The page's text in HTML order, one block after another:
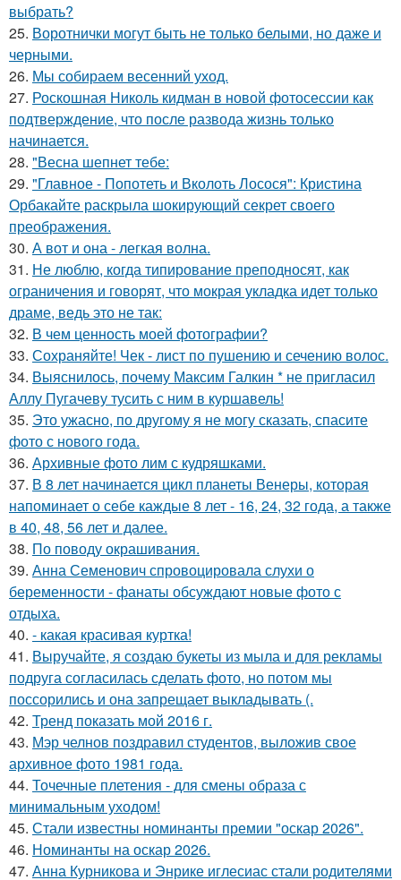
выбрать?
25. Воротнички могут быть не только белыми, но даже и
черными.
26. Мы собираем весенний уход.
27. Роскошная Николь кидман в новой фотосессии как
подтверждение, что после развода жизнь только
начинается.
28. "Весна шепнет тебе:
29. "Главное - Попотеть и Вколоть Лосося": Кристина
Орбакайте раскрыла шокирующий секрет своего
преображения.
30. А вот и она - легкая волна.
31. Не люблю, когда типирование преподносят, как
ограничения и говорят, что мокрая укладка идет только
драме, ведь это не так:
32. В чем ценность моей фотографии?
33. Сохраняйте! Чек - лист по пушению и сечению волос.
34. Выяснилось, почему Максим Галкин * не пригласил
Аллу Пугачеву тусить с ним в куршавель!
35. Это ужасно, по другому я не могу сказать, спасите
фото с нового года.
36. Архивные фото лим с кудряшками.
37. В 8 лет начинается цикл планеты Венеры, которая
напоминает о себе каждые 8 лет - 16, 24, 32 года, а также
в 40, 48, 56 лет и далее.
38. По поводу окрашивания.
39. Анна Семенович спровоцировала слухи о
беременности - фанаты обсуждают новые фото с
отдыха.
40. - какая красивая куртка!
41. Выручайте, я создаю букеты из мыла и для рекламы
подруга согласилась сделать фото, но потом мы
поссорились и она запрещает выкладывать (.
42. Тренд показать мой 2016 г.
43. Мэр челнов поздравил студентов, выложив свое
архивное фото 1981 года.
44. Точечные плетения - для смены образа с
минимальным уходом!
45. Стали известны номинанты премии "оскар 2026".
46. Номинанты на оскар 2026.
47. Анна Курникова и Энрике иглесиас стали родителями